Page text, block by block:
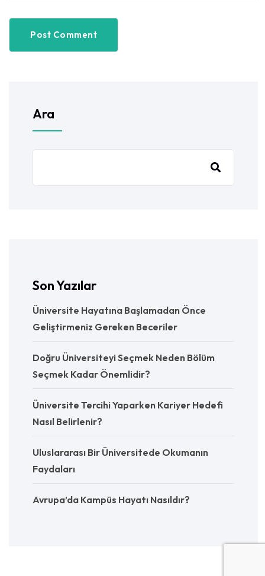
Post Comment
Ara
Son Yazılar
Üniversite Hayatına Başlamadan Önce
Geliştirmeniz Gereken Beceriler
Doğru Üniversiteyi Seçmek Neden Bölüm
Seçmek Kadar Önemlidir?
Üniversite Tercihi Yaparken Kariyer Hedefi
Nasıl Belirlenir?
Uluslararası Bir Üniversitede Okumanın
Faydaları
Avrupa’da Kampüs Hayatı Nasıldır?